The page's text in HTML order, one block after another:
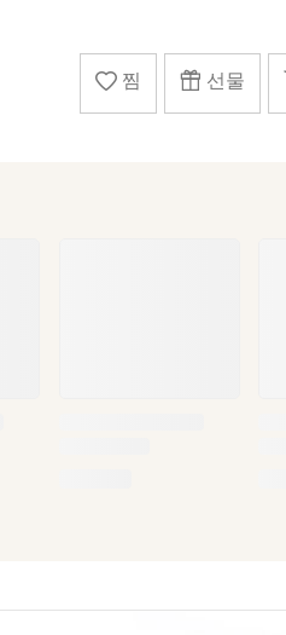
찜 선물